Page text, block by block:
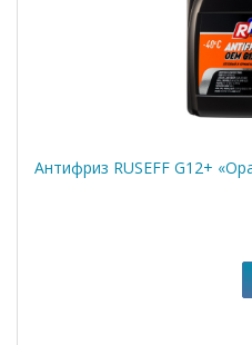
Антифриз RUSEFF G12+